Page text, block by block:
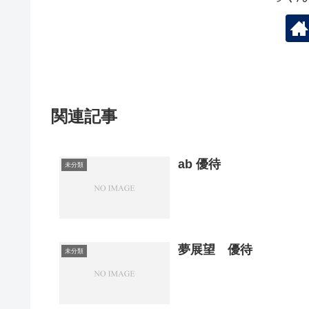
関連記事
未分類 ab 優待
未分類 夢展望 優待